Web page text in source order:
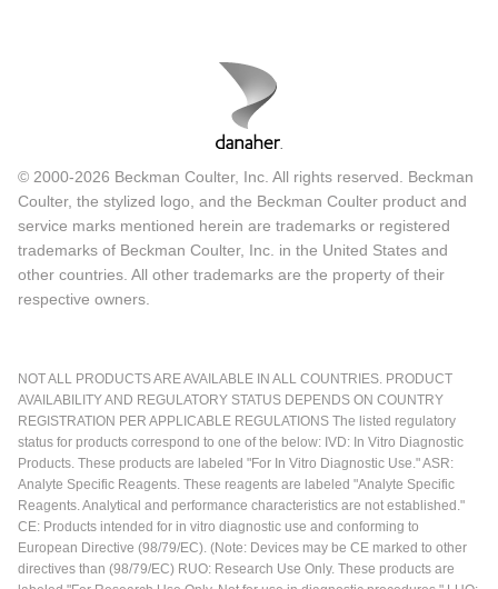
© 2000-2026 Beckman Coulter, Inc. All rights reserved. Beckman
Coulter, the stylized logo, and the Beckman Coulter product and
service marks mentioned herein are trademarks or registered
trademarks of Beckman Coulter, Inc. in the United States and
other countries. All other trademarks are the property of their
respective owners.
NOT ALL PRODUCTS ARE AVAILABLE IN ALL COUNTRIES. PRODUCT
AVAILABILITY AND REGULATORY STATUS DEPENDS ON COUNTRY
REGISTRATION PER APPLICABLE REGULATIONS The listed regulatory
status for products correspond to one of the below: IVD: In Vitro Diagnostic
Products. These products are labeled "For In Vitro Diagnostic Use." ASR:
Analyte Specific Reagents. These reagents are labeled "Analyte Specific
Reagents. Analytical and performance characteristics are not established."
CE: Products intended for in vitro diagnostic use and conforming to
European Directive (98/79/EC). (Note: Devices may be CE marked to other
directives than (98/79/EC) RUO: Research Use Only. These products are